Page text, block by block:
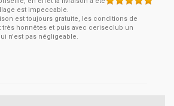
est impeccable.
est toujours gratuite, les conditions de
très honnêtes et puis avec ceriseclub un
n'est pas négligeable.